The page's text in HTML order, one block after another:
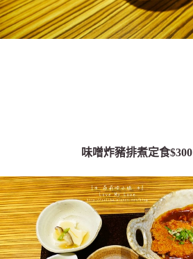
味噌炸豬排煮定食$300